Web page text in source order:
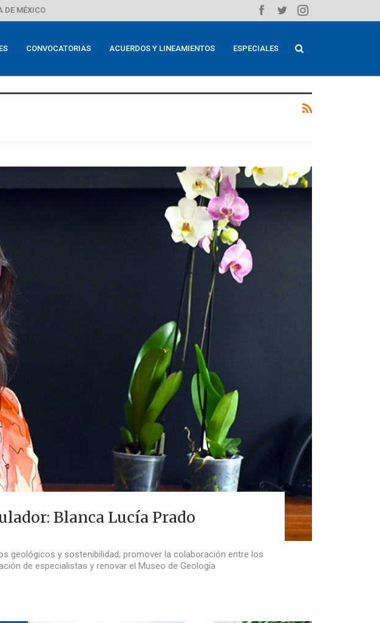
DE MÉXICO
CONVOCATORIAS ACUERDOS Y LINEAMIENTOS ESPECIALES
Blanca Lucía Prado
geológicos y sostenibilidad; promover la colaboración entre los
de especialistas y renovar el Museo de Geología